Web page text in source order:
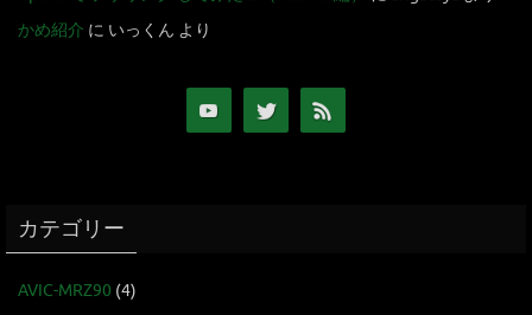
かめ紹介 に いっくん より
カテゴリー
AVIC-MRZ90 (4)